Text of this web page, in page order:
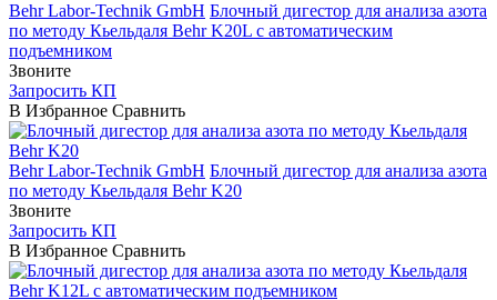
Behr Labor-Technik GmbH Блочный дигестор для анализа азота
по методу Кьельдаля Behr K20L с автоматическим
подъемником
Звоните
Запросить КП
В Избранное Сравнить
Behr Labor-Technik GmbH Блочный дигестор для анализа азота
по методу Кьельдаля Behr K20
Звоните
Запросить КП
В Избранное Сравнить